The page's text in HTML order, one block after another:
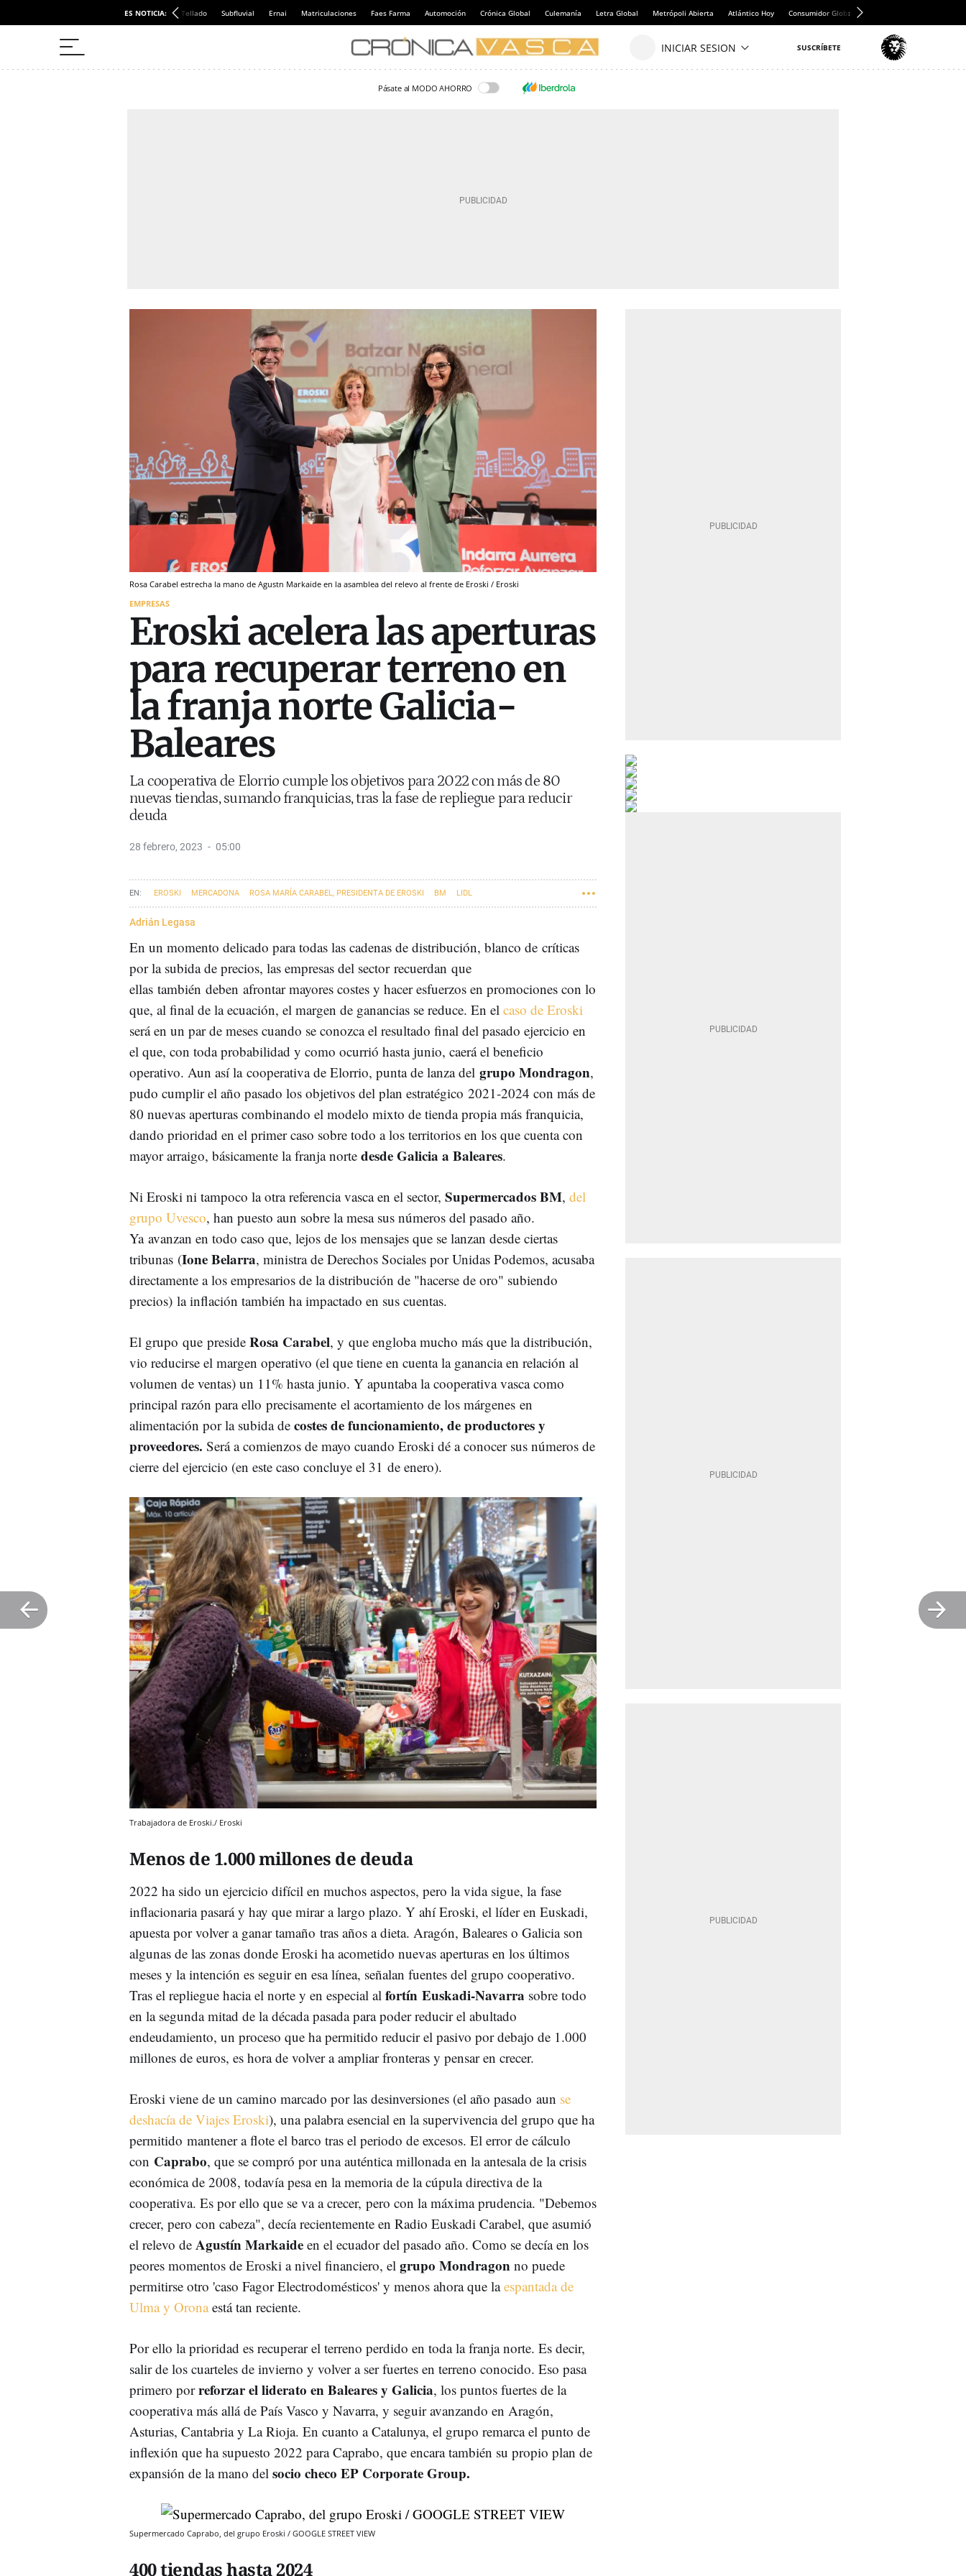
ES NOTICIA: Tellado Subfluvial Ernai Matriculaciones Faes Farma Automoción Crónica Global Culemanía Letra Global Metrópoli Abierta Atlántico Hoy Consumidor Global
Pásate al MODO AHORRO
Rosa Carabel estrecha la mano de Agustn Markaide en la asamblea del relevo al frente de Eroski / Eroski
EMPRESAS
Eroski acelera las aperturas
para recuperar terreno en
la franja norte Galicia-
Baleares
La cooperativa de Elorrio cumple los objetivos para 2022 con más de 80
nuevas tiendas, sumando franquicias, tras la fase de repliegue para reducir
deuda
28 febrero, 2023 05:00
EROSKI MERCADONA ROSA MARÍA CARABEL, PRESIDENTA DE EROSKI BM LIDL
Adrián Legasa
En un momento delicado para todas las cadenas de distribución, blanco de críticas
por la subida de precios, las empresas del sector recuerdan que
ellas también deben afrontar mayores costes y hacer esfuerzos en promociones con lo
que, al final de la ecuación, el margen de ganancias se reduce. En el caso de Eroski
será en un par de meses cuando se conozca el resultado final del pasado ejercicio en
el que, con toda probabilidad y como ocurrió hasta junio, caerá el beneficio
operativo. Aun así la cooperativa de Elorrio, punta de lanza del grupo Mondragon,
pudo cumplir el año pasado los objetivos del plan estratégico 2021-2024 con más de
80 nuevas aperturas combinando el modelo mixto de tienda propia más franquicia,
dando prioridad en el primer caso sobre todo a los territorios en los que cuenta con
mayor arraigo, básicamente la franja norte desde Galicia a Baleares.
Ni Eroski ni tampoco la otra referencia vasca en el sector, Supermercados BM, del
grupo Uvesco, han puesto aun sobre la mesa sus números del pasado año.
Ya avanzan en todo caso que, lejos de los mensajes que se lanzan desde ciertas
tribunas (Ione Belarra, ministra de Derechos Sociales por Unidas Podemos, acusaba
directamente a los empresarios de la distribución de "hacerse de oro" subiendo
precios) la inflación también ha impactado en sus cuentas.
El grupo que preside Rosa Carabel, y que engloba mucho más que la distribución,
vio reducirse el margen operativo (el que tiene en cuenta la ganancia en relación al
volumen de ventas) un 11% hasta junio. Y apuntaba la cooperativa vasca como
principal razón para ello precisamente el acortamiento de los márgenes en
alimentación por la subida de costes de funcionamiento, de productores y
proveedores. Será a comienzos de mayo cuando Eroski dé a conocer sus números de
cierre del ejercicio (en este caso concluye el 31 de enero).
Trabajadora de Eroski./ Eroski
Menos de 1.000 millones de deuda
2022 ha sido un ejercicio difícil en muchos aspectos, pero la vida sigue, la fase
inflacionaria pasará y hay que mirar a largo plazo. Y ahí Eroski, el líder en Euskadi,
apuesta por volver a ganar tamaño tras años a dieta. Aragón, Baleares o Galicia son
algunas de las zonas donde Eroski ha acometido nuevas aperturas en los últimos
meses y la intención es seguir en esa línea, señalan fuentes del grupo cooperativo.
Tras el repliegue hacia el norte y en especial al fortín Euskadi-Navarra sobre todo
en la segunda mitad de la década pasada para poder reducir el abultado
endeudamiento, un proceso que ha permitido reducir el pasivo por debajo de 1.000
millones de euros, es hora de volver a ampliar fronteras y pensar en crecer.
Eroski viene de un camino marcado por las desinversiones (el año pasado aun se
deshacía de Viajes Eroski), una palabra esencial en la supervivencia del grupo que ha
permitido mantener a flote el barco tras el periodo de excesos. El error de cálculo
con Caprabo, que se compró por una auténtica millonada en la antesala de la crisis
económica de 2008, todavía pesa en la memoria de la cúpula directiva de la
cooperativa. Es por ello que se va a crecer, pero con la máxima prudencia. "Debemos
crecer, pero con cabeza", decía recientemente en Radio Euskadi Carabel, que asumió
el relevo de Agustín Markaide en el ecuador del pasado año. Como se decía en los
peores momentos de Eroski a nivel financiero, el grupo Mondragon no puede
permitirse otro 'caso Fagor Electrodomésticos' y menos ahora que laespantada de
Ulma y Oronaestá tan reciente.
Por ello la prioridad es recuperar el terreno perdido en toda la franja norte. Es decir,
salir de los cuarteles de invierno y volver a ser fuertes en terreno conocido. Eso pasa
primero porreforzar el liderato en Baleares y Galicia, los puntos fuertes de la
cooperativa más allá de País Vasco y Navarra, y seguir avanzando en Aragón,
Asturias, Cantabria y La Rioja. En cuanto a Catalunya, el grupo remarca el punto de
inflexión que ha supuesto 2022 para Caprabo, que encara también su propio plan de
expansión de la mano del socio checo EP Corporate Group.
Supermercado Caprabo, del grupo Eroski / GOOGLE STREET VIEW
400 tiendas hasta 2024